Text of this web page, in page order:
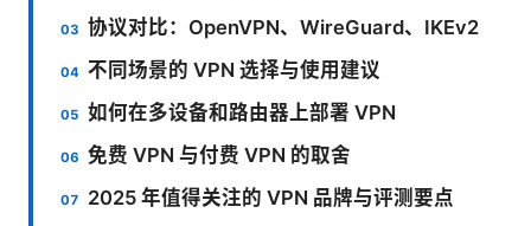
协议对比：OpenVPN、WireGuard、IKEv2
不同场景的 VPN 选择与使用建议
如何在多设备和路由器上部署 VPN
免费 VPN 与付费 VPN 的取舍
2025 年值得关注的 VPN 品牌与评测要点